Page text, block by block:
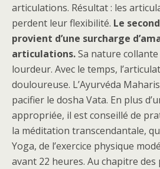
articulations. Résultat : les
perdent leur flexibilité. Le
provient d’une surcharge
articulations.Sa nature
lourdeur. Avec le temps,
douloureuse. L’Ayurvéda
pacifier le dosha Vata. En plus
appropriée, il est conseillé de
la méditation transcendantale,
Yoga, de l’exercice physique
avant 22 heures. Au chapitre